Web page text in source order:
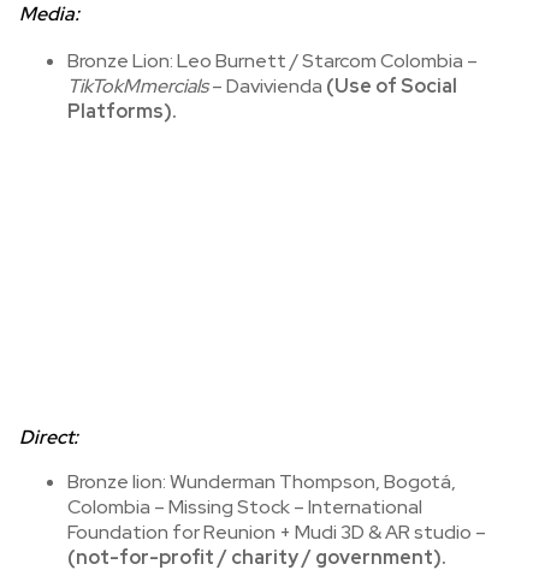
Media:
Bronze Lion: Leo Burnett / Starcom Colombia –
TikTokMmercials– Davivienda (Use of Social
Platforms).
Direct:
Bronze lion: Wunderman Thompson, Bogotá,
Colombia – Missing Stock – International
Foundation for Reunion + Mudi 3D & AR studio –
(not-for-profit / charity / government).